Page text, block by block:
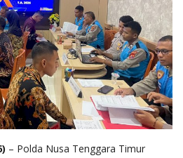
– Polda Nusa Tenggara Timur